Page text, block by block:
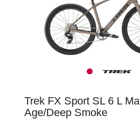
Trek FX Sport SL 6 L
Age/Deep Smoke